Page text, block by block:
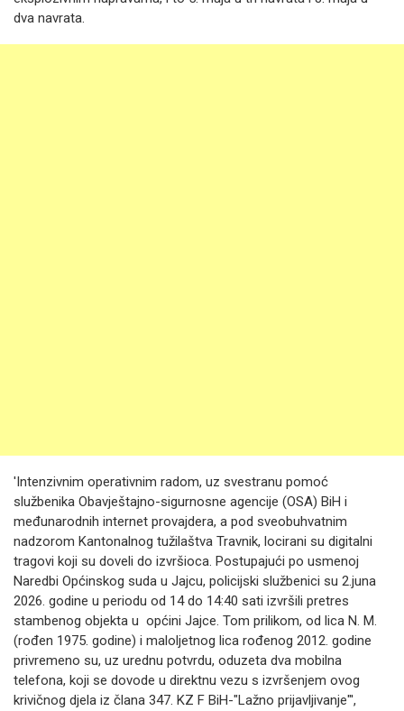
dva navrata.
'Intenzivnim operativnim radom, uz svestranu pomoć
službenika Obavještajno-sigurnosne agencije (OSA) BiH i
međunarodnih internet provajdera, a pod sveobuhvatnim
nadzorom Kantonalnog tužilaštva Travnik, locirani su digitalni
tragovi koji su doveli do izvršioca. Postupajući po usmenoj
Naredbi Općinskog suda u Jajcu, policijski službenici su 2.juna
2026. godine u periodu od 14 do 14:40 sati izvršili pretres
stambenog objekta u općini Jajce. Tom prilikom, od lica N. M.
(rođen 1975. godine) i maloljetnog lica rođenog 2012. godine
privremeno su, uz urednu potvrdu, oduzeta dva mobilna
telefona, koji se dovode u direktnu vezu s izvršenjem ovog
krivičnog djela iz člana 347. KZ F BiH-"Lažno prijavljivanje"',